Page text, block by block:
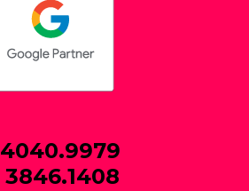
4040.9979
3846.1408